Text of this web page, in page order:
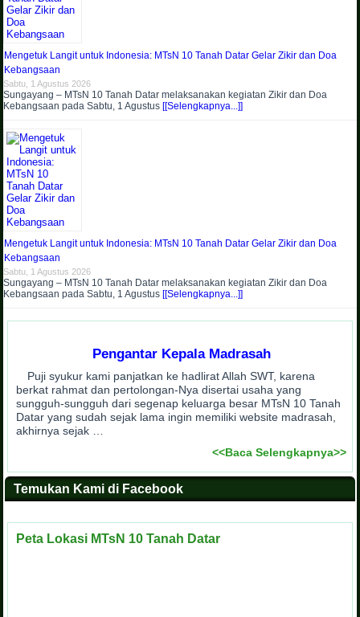
Mengetuk Langit untuk Indonesia: MTsN 10 Tanah Datar Gelar Zikir dan Doa
Kebangsaan
Sabtu, 1 Agustus 2026
Sungayang – MTsN 10 Tanah Datar melaksanakan kegiatan Zikir dan Doa
Kebangsaan pada Sabtu, 1 Agustus [[Selengkapnya...]]
Mengetuk Langit untuk Indonesia: MTsN 10 Tanah Datar Gelar Zikir dan Doa
Kebangsaan
Sabtu, 1 Agustus 2026
Sungayang – MTsN 10 Tanah Datar melaksanakan kegiatan Zikir dan Doa
Kebangsaan pada Sabtu, 1 Agustus [[Selengkapnya...]]
Pengantar Kepala Madrasah
Puji syukur kami panjatkan ke hadlirat Allah SWT, karena
berkat rahmat dan pertolongan-Nya disertai usaha yang
sungguh-sungguh dari segenap keluarga besar MTsN 10 Tanah
Datar yang sudah sejak lama ingin memiliki website madrasah,
akhirnya sejak …
<<Baca Selengkapnya>>
Temukan Kami di Facebook
Peta Lokasi MTsN 10 Tanah Datar